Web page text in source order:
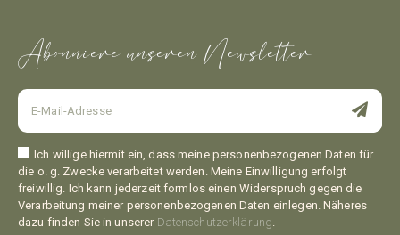
Abonniere unseren Newsletter
Ich willige hiermit ein, dass meine personenbezogenen Daten für
die o. g. Zwecke verarbeitet werden. Meine Einwilligung erfolgt
freiwillig. Ich kann jederzeit formlos einen Widerspruch gegen die
Verarbeitung meiner personenbezogenen Daten einlegen. Näheres
dazu finden Sie in unserer Datenschutzerklärung